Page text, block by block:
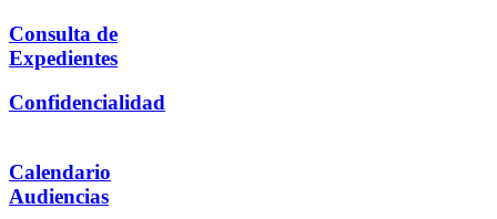
Consulta de
Expedientes
Confidencialidad
Calendario
Audiencias